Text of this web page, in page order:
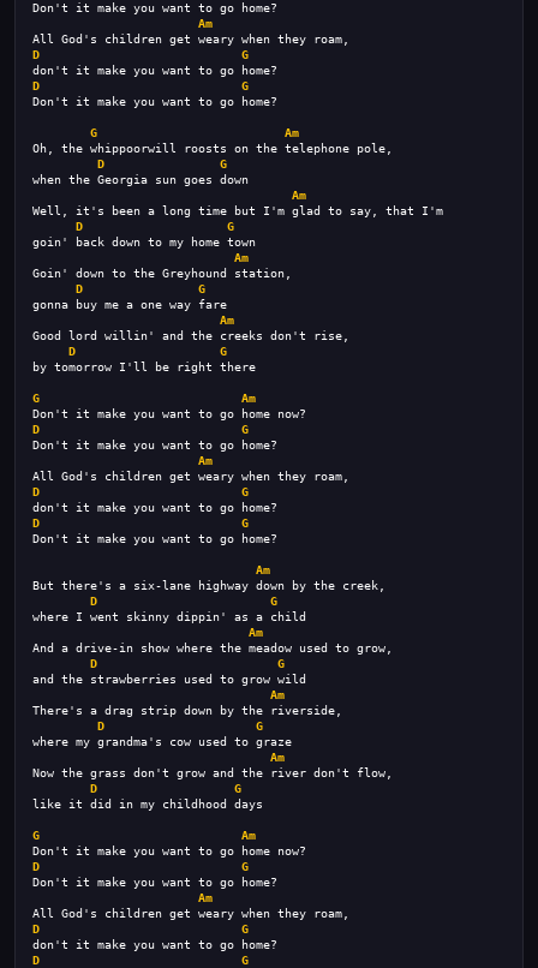
Don't it make you want to go home?
Am
All God's children get weary when they roam,
D
G
don't it make you want to go home?
D
G
Don't it make you want to go home?
G
Am
Oh, the whippoorwill roosts on the telephone pole,
D
G
when the Georgia sun goes down
Am
Well, it's been a long time but I'm glad to say, that I'm
D
G
goin' back down to my home town
Am
Goin' down to the Greyhound station,
D
G
gonna buy me a one way fare
Am
Good lord willin' and the creeks don't rise,
D
G
by tomorrow I'll be right there
G
Am
Don't it make you want to go home now?
D
G
Don't it make you want to go home?
Am
All God's children get weary when they roam,
D
G
don't it make you want to go home?
D
G
Don't it make you want to go home?
Am
But there's a six-lane highway down by the creek,
D
G
where I went skinny dippin' as a child
Am
And a drive-in show where the meadow used to grow,
D
G
and the strawberries used to grow wild
Am
There's a drag strip down by the riverside,
D
G
where my grandma's cow used to graze
Am
Now the grass don't grow and the river don't flow,
D
G
like it did in my childhood days
G
Am
Don't it make you want to go home now?
D
G
Don't it make you want to go home?
Am
All God's children get weary when they roam,
D
G
don't it make you want to go home?
D
G